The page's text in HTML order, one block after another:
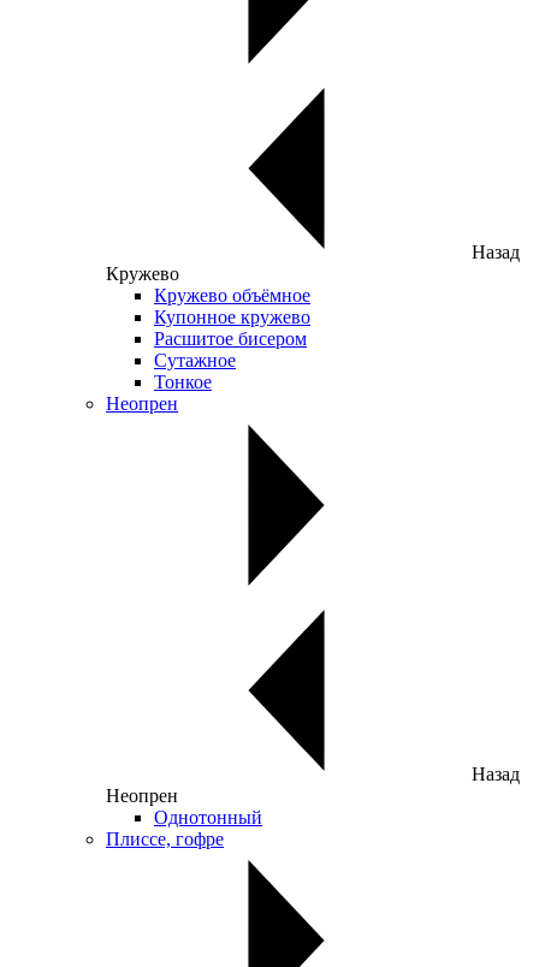
Назад
Кружево
Кружево объёмное
Купонное кружево
Расшитое бисером
Сутажное
Тонкое
Неопрен
Назад
Неопрен
Однотонный
Плиссе, гофре